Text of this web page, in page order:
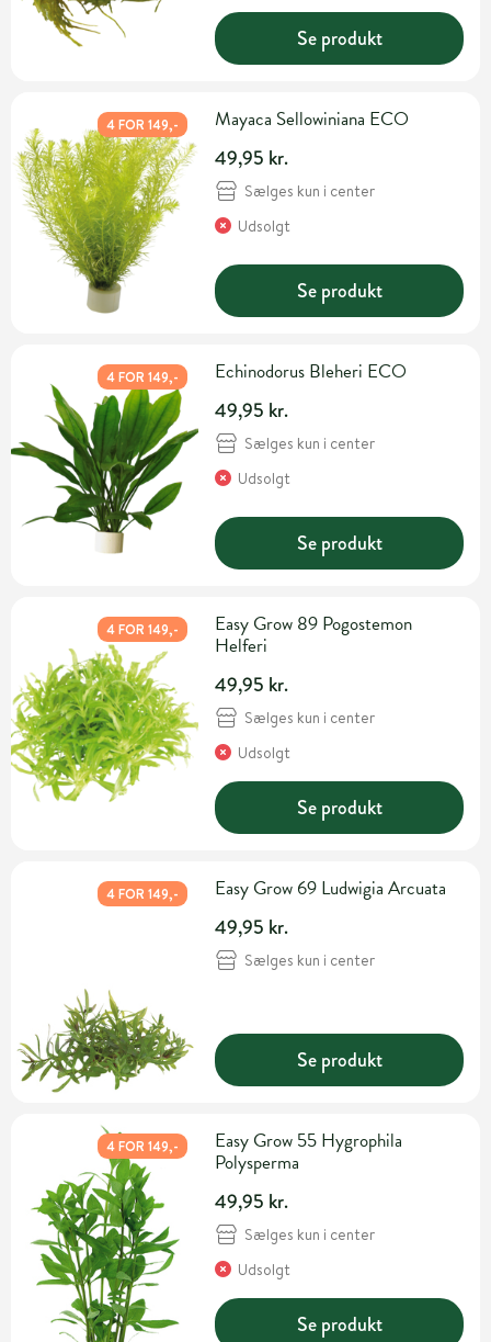
Se produkt
4 FOR 149,- Mayaca Sellowiniana ECO
49,95 kr.
Sælges kun i center
Udsolgt
Se produkt
4 FOR 149,- Echinodorus Bleheri ECO
49,95 kr.
Sælges kun i center
Udsolgt
Se produkt
4 FOR 149,-
Easy Grow 89 Pogostemon
Helferi
49,95 kr.
Sælges kun i center
Udsolgt
Se produkt
4 FOR 149,- Easy Grow 69 Ludwigia Arcuata
49,95 kr.
Sælges kun i center
Se produkt
4 FOR 149,-
Easy Grow 55 Hygrophila
Polysperma
49,95 kr.
Sælges kun i center
Udsolgt
Se produkt